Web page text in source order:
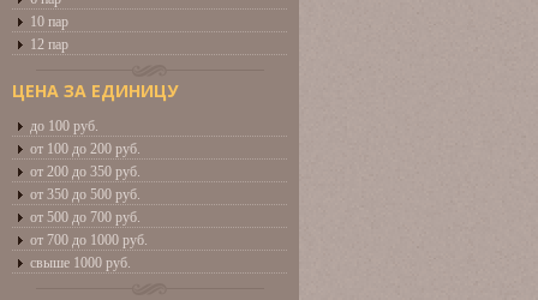
10 пар
12 пар
ЦЕНА ЗА ЕДИНИЦУ
до 100 руб.
от 100 до 200 руб.
от 200 до 350 руб.
от 350 до 500 руб.
от 500 до 700 руб.
от 700 до 1000 руб.
свыше 1000 руб.